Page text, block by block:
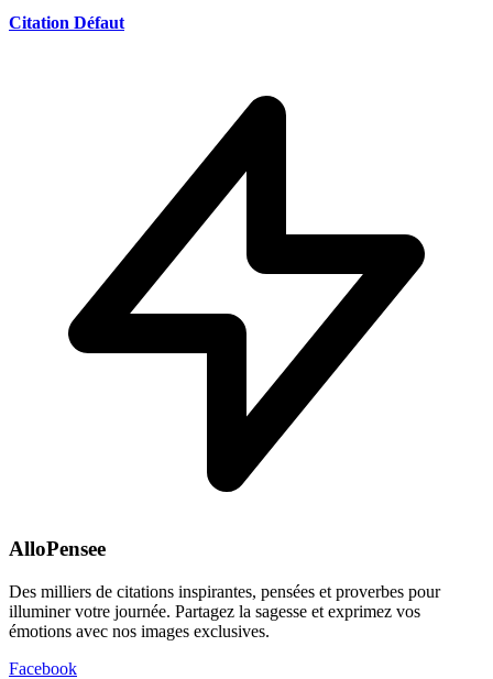
Citation Défaut
AlloPensee
Des milliers de citations inspirantes, pensées et proverbes pour
illuminer votre journée. Partagez la sagesse et exprimez vos
émotions avec nos images exclusives.
Facebook